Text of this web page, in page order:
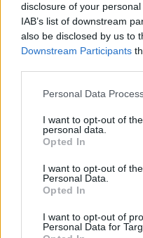
disclosure of your
IAB’s list of downstream
also be disclosed by us to
Downstream Participants
Personal Data
I want to opt-out of
personal data.
Opted In
I want to opt-out of
Personal Data.
Opted In
I want to opt-out of
Personal Data for
Najnowsze
Indyjski biskup: nie
przyjeżdżają z gotowymi
07 sierpnia 2026 | 22:47
Biskupi o podróży
07 sierpnia 2026 | 22:36